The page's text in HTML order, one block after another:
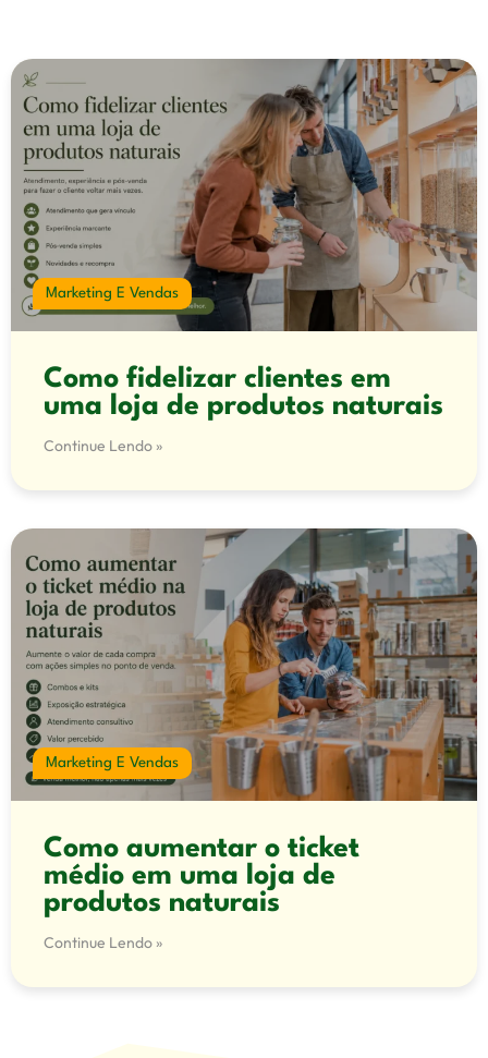
Marketing E Vendas
Como fidelizar clientes em
uma loja de produtos naturais
Continue Lendo »
Marketing E Vendas
Como aumentar o ticket
médio em uma loja de
produtos naturais
Continue Lendo »